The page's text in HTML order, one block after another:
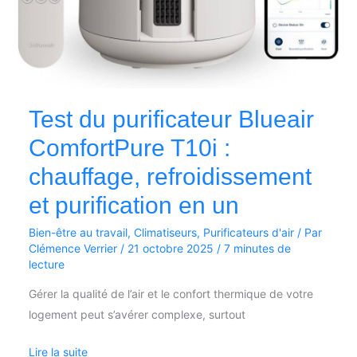
Test du purificateur Blueair
ComfortPure T10i :
chauffage, refroidissement
et purification en un
Bien-être au travail, Climatiseurs, Purificateurs d'air/ Par
Clémence Verrier / 21 octobre 2025 / 7 minutes de
lecture
Gérer la qualité de l’air et le confort thermique de votre
logement peut s’avérer complexe, surtout
Lire la suite